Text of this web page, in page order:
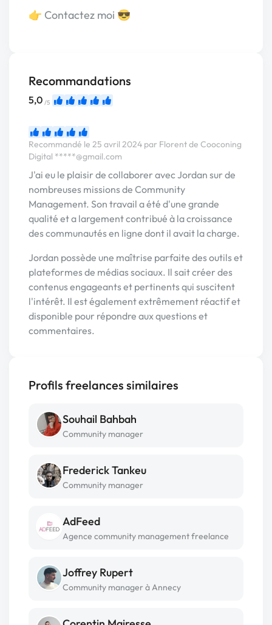
👉 Contactez moi 😎
Recommandations
5,0 /5
Recommandé le 25 avril 2024 par Florent de Cooconing
Digital *****@gmail.com
J'ai eu le plaisir de collaborer avec Jordan sur de
nombreuses missions de Community
Management. Son travail a été d'une grande
qualité et a largement contribué à la croissance
des communautés en ligne dont il avait la charge.
Jordan possède une maîtrise parfaite des outils et
plateformes de médias sociaux. Il sait créer des
contenus engageants et pertinents qui suscitent
l'intérêt. Il est également extrêmement réactif et
disponible pour répondre aux questions et
commentaires.
Profils freelances similaires
Souhail Bahbah
Community manager
Frederick Tankeu
Community manager
AdFeed
Agence community management freelance
Joffrey Rupert
Community manager à Annecy